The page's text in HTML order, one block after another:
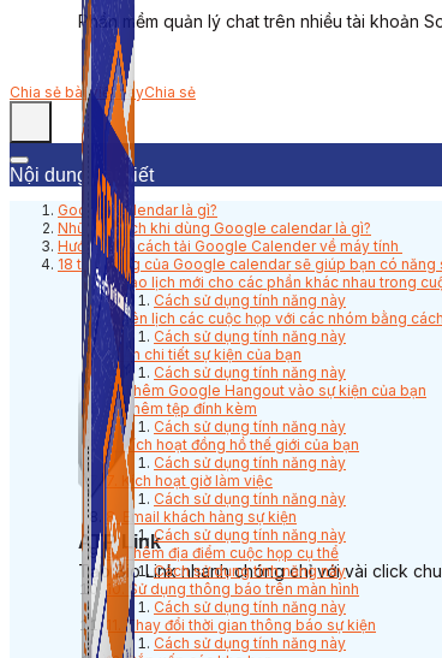
ATP Link
Tạo Bio Link nhanh chóng chỉ với vài click
Phần mềm quản lý chat trên nhiều tài khoản
Chia sẻ bài viết nàyChia sẻ
Nội dung bài viết
Google Calendar là gì?
Những lợi ích khi dùng Google calendar là gì?
Hướng dẫn cách tải Google Calender về máy tính
18 tính năng của Google calendar sẽ giúp bạn có năng
1. Tạo lịch mới cho các phần khác nhau trong
Cách sử dụng tính năng này
2. Lên lịch các cuộc họp với các nhóm bằng
Cách sử dụng tính năng này
3. Ẩn chi tiết sự kiện của bạn
Cách sử dụng tính năng này
4. Thêm Google Hangout vào sự kiện của bạn
5. Thêm tệp đính kèm
Cách sử dụng tính năng này
6. Kích hoạt đồng hồ thế giới của bạn
Cách sử dụng tính năng này
7. Kích hoạt giờ làm việc
Cách sử dụng tính năng này
8. Email khách hàng sự kiện
Cách sử dụng tính năng này
9. Thêm địa điểm cuộc họp cụ thể
Cách sử dụng tính năng này
10. Sử dụng thông báo trên màn hình
Cách sử dụng tính năng này
11. Thay đổi thời gian thông báo sự kiện
Cách sử dụng tính năng này